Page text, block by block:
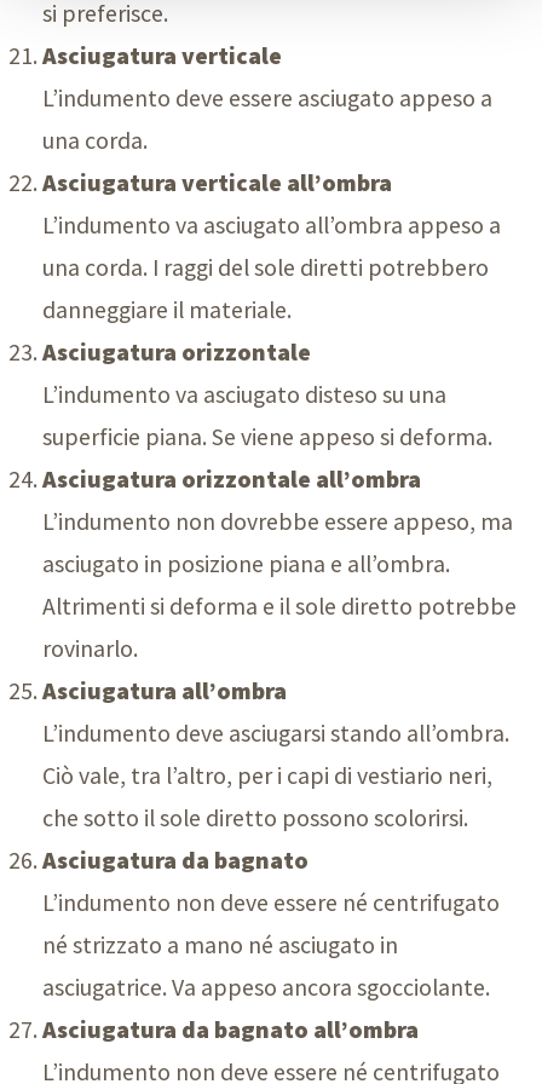
si preferisce.
Asciugatura verticale
L’indumento deve essere asciugato appeso a
una corda.
Asciugatura verticale all’ombra
L’indumento va asciugato all’ombra appeso a
una corda. I raggi del sole diretti potrebbero
danneggiare il materiale.
Asciugatura orizzontale
L’indumento va asciugato disteso su una
superficie piana. Se viene appeso si deforma.
Asciugatura orizzontale all’ombra
L’indumento non dovrebbe essere appeso, ma
asciugato in posizione piana e all’ombra.
Altrimenti si deforma e il sole diretto potrebbe
rovinarlo.
Asciugatura all’ombra
L’indumento deve asciugarsi stando all’ombra.
Ciò vale, tra l’altro, per i capi di vestiario neri,
che sotto il sole diretto possono scolorirsi.
Asciugatura da bagnato
L’indumento non deve essere né centrifugato
né strizzato a mano né asciugato in
asciugatrice. Va appeso ancora sgocciolante.
Asciugatura da bagnato all’ombra
L’indumento non deve essere né centrifugato